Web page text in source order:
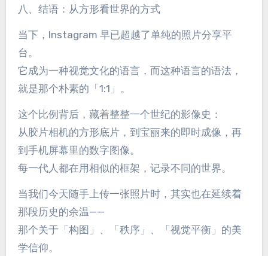
八、结语：从方形看世界的方式
当下，Instagram 早已超越了单纯的照片分享平
台。
它成为一种视觉文化的语言，而这种语言的语法，
就是那个朴素的「1:1」。
这个比例背后，藏着整整一个世纪的影像史：
从胶片相机的方形底片，到宝丽来的即时成像，再
到手机屏幕里的数字图像。
每一代人都在用相似的框架，记录不同的世界。
当我们今天随手上传一张照片时，其实也在延续着
那段历史的余温——
那个关于「构图」、「秩序」、「视觉平衡」的美
学信仰。